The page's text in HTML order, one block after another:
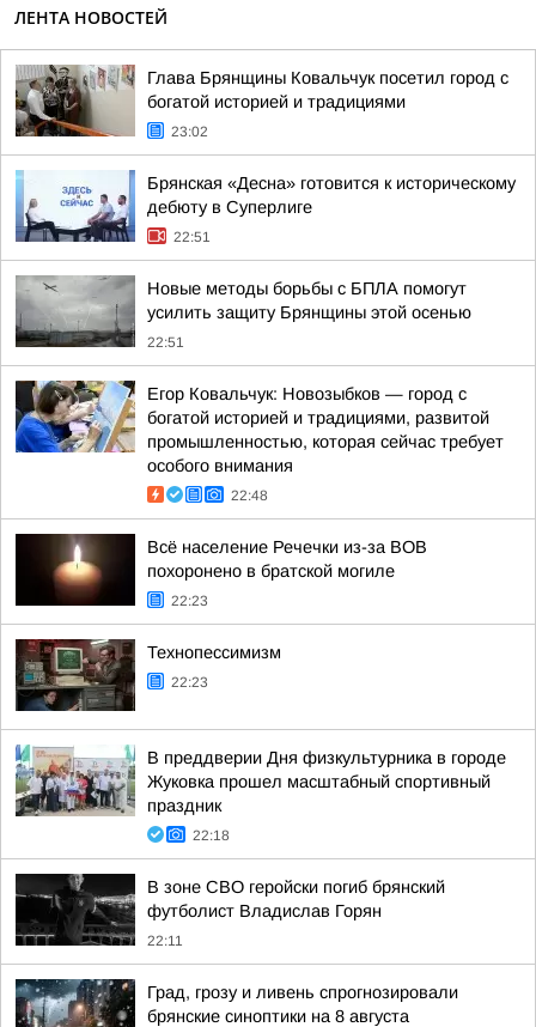
ЛЕНТА НОВОСТЕЙ
Глава Брянщины Ковальчук посетил город с
богатой историей и традициями
23:02
Брянская «Десна» готовится к историческому
дебюту в Суперлиге
22:51
Новые методы борьбы с БПЛА помогут
усилить защиту Брянщины этой осенью
22:51
Егор Ковальчук: Новозыбков — город с
богатой историей и традициями, развитой
промышленностью, которая сейчас требует
особого внимания
22:48
Всё население Речечки из-за ВОВ
похоронено в братской могиле
22:23
Технопессимизм
22:23
В преддверии Дня физкультурника в городе
Жуковка прошел масштабный спортивный
праздник
22:18
В зоне СВО геройски погиб брянский
футболист Владислав Горян
22:11
Град, грозу и ливень спрогнозировали
брянские синоптики на 8 августа